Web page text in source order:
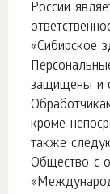
России
«Сибирское
защищены и
кроме
также
Общество с